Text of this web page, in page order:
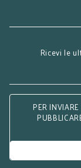
Ricevi le
PER